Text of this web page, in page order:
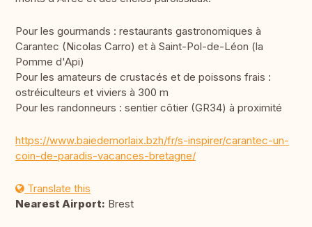
Pour les gourmands : restaurants gastronomiques à
Carantec (Nicolas Carro) et à Saint-Pol-de-Léon (la
Pomme d'Api)
Pour les amateurs de crustacés et de poissons frais :
ostréiculteurs et viviers à 300 m
Pour les randonneurs : sentier côtier (GR34) à proximité
https://www.baiedemorlaix.bzh/fr/s-inspirer/carantec-un-
coin-de-paradis-vacances-bretagne/
Translate this
Nearest Airport: Brest